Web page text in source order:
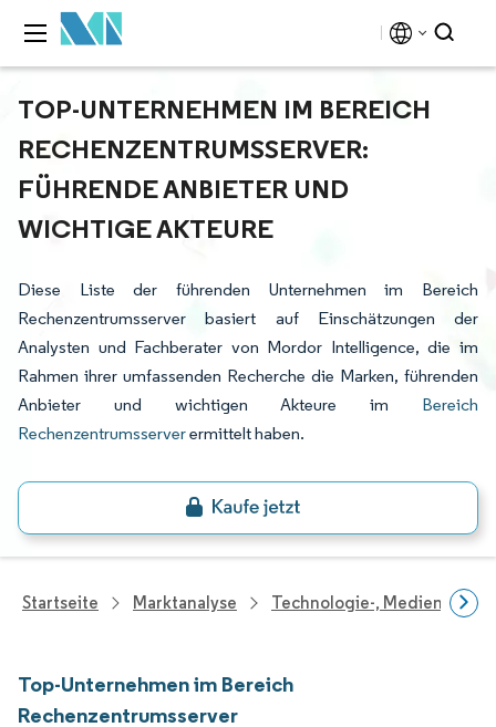
TOP-UNTERNEHMEN IM BEREICH
RECHENZENTRUMSSERVER:
FÜHRENDE ANBIETER UND
WICHTIGE AKTEURE
Diese Liste der führenden Unternehmen im Bereich
Rechenzentrumsserver basiert auf Einschätzungen der
Analysten und Fachberater von Mordor Intelligence, die im
Rahmen ihrer umfassenden Recherche die Marken, führenden
Anbieter und wichtigen Akteure im Bereich
Rechenzentrumsserverermittelt haben.
Startseite Marktanalyse Technologie-, Medien- Und
Top-Unternehmen im Bereich
Rechenzentrumsserver